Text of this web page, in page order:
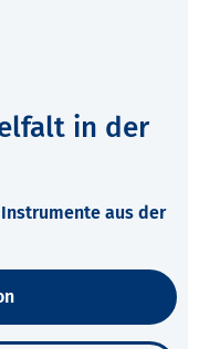
in der
aus der